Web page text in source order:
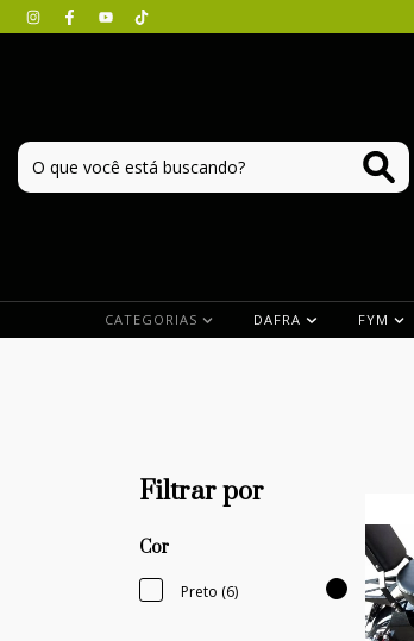
CATEGORIAS DAFRA FYM
Filtrar por
Cor
Preto (6)